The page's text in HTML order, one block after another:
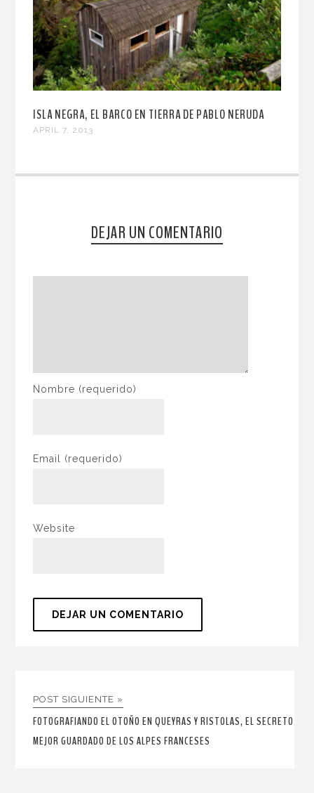
ISLA NEGRA, EL BARCO EN TIERRA DE PABLO NERUDA
APRIL 7, 2013
DEJAR UN COMENTARIO
Nombre (requerido)
Email (requerido)
Website
POST SIGUIENTE »
FOTOGRAFIANDO EL OTOÑO EN QUEYRAS Y RISTOLAS, EL SECRETO
MEJOR GUARDADO DE LOS ALPES FRANCESES